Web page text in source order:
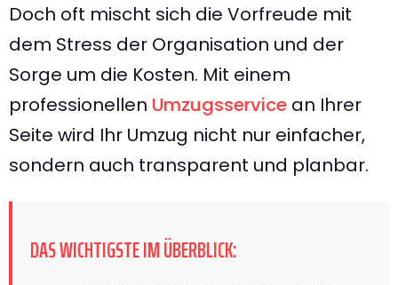
Doch oft mischt sich die Vorfreude mit
dem Stress der Organisation und der
Sorge um die Kosten. Mit einem
professionellen Umzugsservice an Ihrer
Seite wird Ihr Umzug nicht nur einfacher,
sondern auch transparent und planbar.
DAS WICHTIGSTE IM ÜBERBLICK: